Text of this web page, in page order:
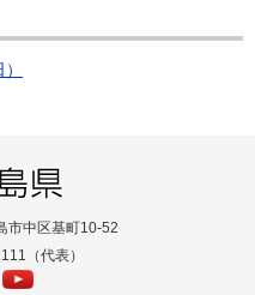
市中区基町10-52
（代表）